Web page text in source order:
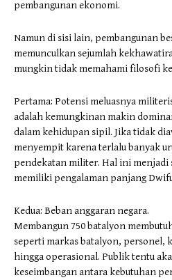
pembangunan ekonomi.
Namun di sisi lain, pembangunan
memunculkan sejumlah
mungkin tidak memahami filosofi
Pertama: Potensi meluasnya
adalah kemungkinan makin
dalam kehidupan sipil. Jika tidak
menyempit karena terlalu banyak
pendekatan militer. Hal ini menjadi
memiliki pengalaman panjang
Kedua: Beban anggaran negara.
Membangun 750 batalyon
seperti markas batalyon, personel,
hingga operasional. Publik tentu
keseimbangan antara kebutuhan